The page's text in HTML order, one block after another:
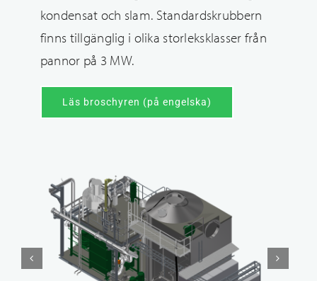
kondensat och slam. Standardskrubbern
finns tillgänglig i olika storleksklasser från
pannor på 3 MW.
Läs broschyren (på engelska)